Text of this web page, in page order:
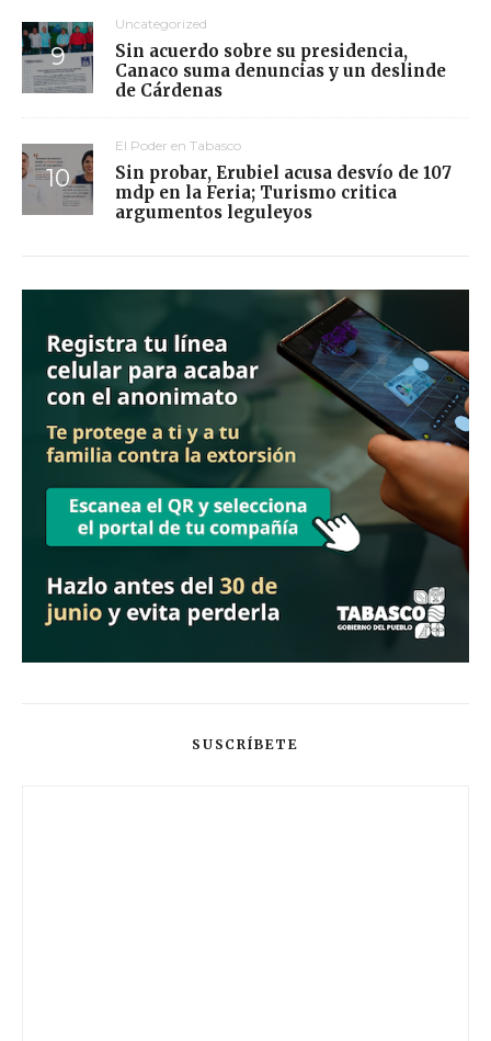
Uncategorized
Sin acuerdo sobre su presidencia,
Canaco suma denuncias y un deslinde
de Cárdenas
El Poder en Tabasco
Sin probar, Erubiel acusa desvío de 107
mdp en la Feria; Turismo critica
argumentos leguleyos
SUSCRÍBETE